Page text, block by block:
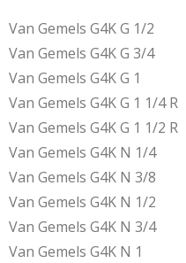
Van Gemels G4K G 1/2
Van Gemels G4K G 3/4
Van Gemels G4K G 1
Van Gemels G4K G 1 1/4 R
Van Gemels G4K G 1 1/2 R
Van Gemels G4K N 1/4
Van Gemels G4K N 3/8
Van Gemels G4K N 1/2
Van Gemels G4K N 3/4
Van Gemels G4K N 1